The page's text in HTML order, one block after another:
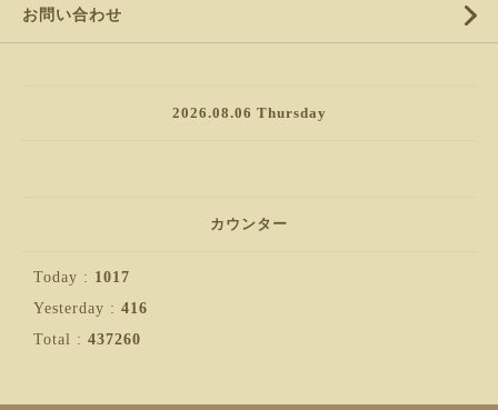
お問い合わせ
2026.08.06 Thursday
カウンター
Today : 1017
Yesterday : 416
Total : 437260